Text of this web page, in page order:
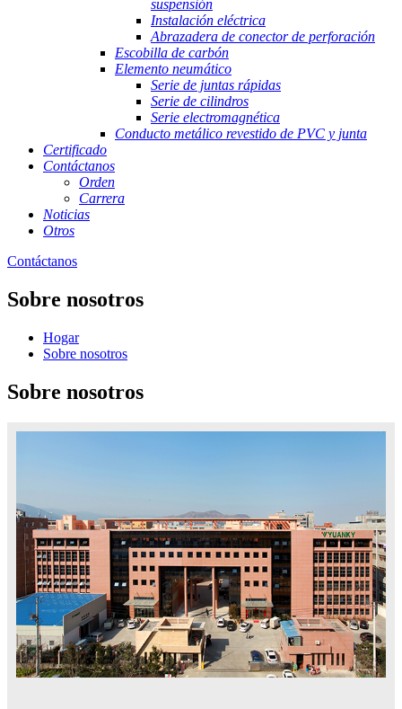
suspensión
Instalación eléctrica
Abrazadera de conector de perforación
Escobilla de carbón
Elemento neumático
Serie de juntas rápidas
Serie de cilindros
Serie electromagnética
Conducto metálico revestido de PVC y junta
Certificado
Contáctanos
Orden
Carrera
Noticias
Otros
Contáctanos
Sobre nosotros
Hogar
Sobre nosotros
Sobre nosotros